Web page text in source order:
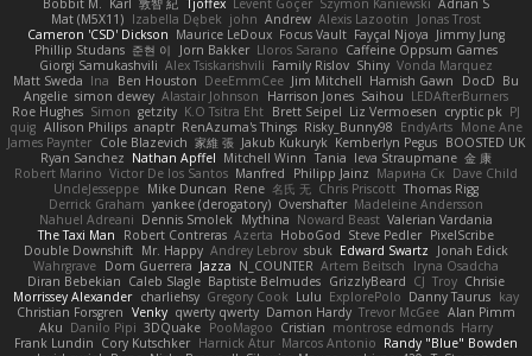
Bobbit M. Karl 敦智 紀 Tjoffex Levent Göçer Szymon Kaniewski Adrian S
Mat (M5X11) Izabella Dębek john Andrew Alexis Lazootin
Jonas Trost
Cameron 'CSD' Dickson Maurice LeDoux Focus Vault Fayçal Njoya Jimmy Jung
Phillip Studans 준현 이 Jorn Bakker Lloros Sarano Caffeine Oppsum Games
Giorgi Samukashvili Alex Tsiskarishvili Family Rislov Shiny Vonda Marquez
Matt Sweda Ina Ben Houston DeeEmmCee Jim Mitchell Hamish Gawn DocD Bu
Angelie simon dewey Alastair Johnson Harrison Jones Saihou LEDAfterBurners
Roe Hughes Simon getzity K.O Tsitra Eht Brett Seipel Liz Vermoesen cryptic pk PJ
quig Allison Philips anaptr RenAzuma's Things Risky_Bunny98 EndyArts Mone Ane
James Paynter Cole Blazevich 家維 張 Jakub Kukuryk Kemberlyn Pegus BOOSTED UK
Ryan Sanchez Nathan Apffel Mitchell Winn Tania Ieva Straupmane 金 康
Robert Marino Victor De los Santos Manfred Philipp Jainz Марина Ск Dave Child
UncleJesseppe Mike Duncan Rene 名氏 无 Chris Priscott Thomas Rigg
Derrick Graham yankee (derogatory) Overshafter Madeleine Andersson
Nahuel Adreani Dennis Smolek Mythina Noward Beast Valerian Vardania
The Taxi Man
Robert Contreras Azerta HoboGod Steve Pedler PixelScribe
Double Downshift Mr. Happy Andrey Lebrov sbuk Edward Swartz
Jonah Edick
Wahrgrave Dom Guerrera Jazza N_COUNTER Artem Beitsch
Iryna Osadcha
Diran Bebekian Caleb Slagle Baptiste Belmudes GrizzlyBeard CJ Troy Chrisie
Morrissey Alexander charliehsy Gregory Cook Lulu ExplorePolo Danny Taurus kay
Christian Forsgren Venky qwerty qwerty Damon Hardy Trevor McGee Alan Pimm
Aku Danilo Pipi 3DQuake PooMagoo Cristian montrose edmonds Harry
Frank Lundin Cory Kutschker Harnick Atur Marcos Antonio Randy "Blue" Bowden